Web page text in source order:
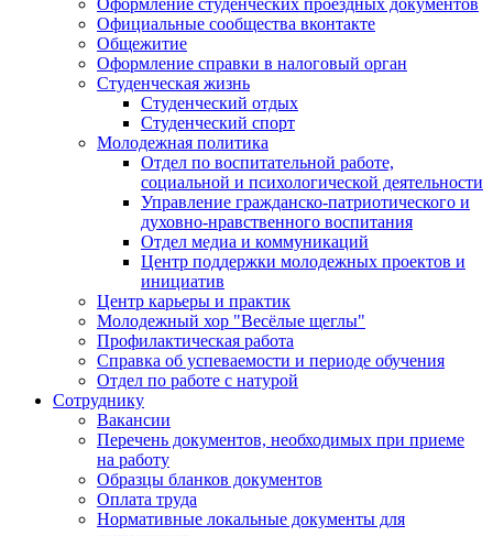
Оформление студенческих проездных документов
Официальные сообщества вконтакте
Общежитие
Оформление справки в налоговый орган
Студенческая жизнь
Студенческий отдых
Студенческий спорт
Молодежная политика
Отдел по воспитательной работе,
социальной и психологической деятельности
Управление гражданско-патриотического и
духовно-нравственного воспитания
Отдел медиа и коммуникаций
Центр поддержки молодежных проектов и
инициатив
Центр карьеры и практик
Молодежный хор "Весёлые щеглы"
Профилактическая работа
Справка об успеваемости и периоде обучения
Отдел по работе с натурой
Сотруднику
Вакансии
Перечень документов, необходимых при приеме
на работу
Образцы бланков документов
Оплата труда
Нормативные локальные документы для